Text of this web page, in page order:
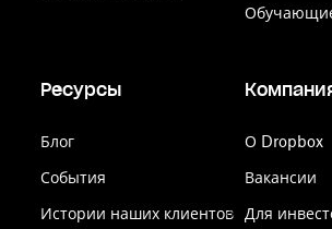
Ресурсы
Блог
События
Истории наших клиентов
О Dropbox
Вакансии
Для